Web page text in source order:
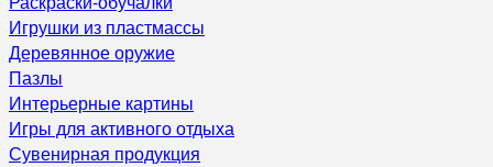
Игрушки из пластмассы
Деревянное оружие
Пазлы
Интерьерные картины
Игры для активного отдыха
Сувенирная продукция